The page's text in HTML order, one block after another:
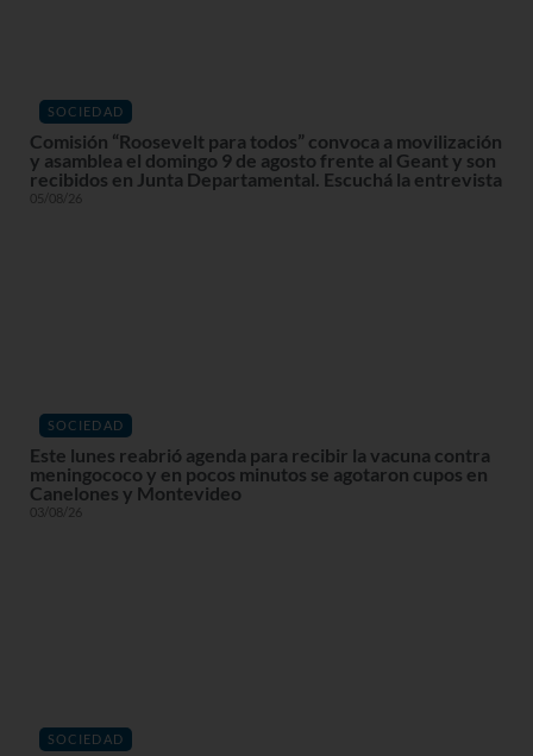
SOCIEDAD
Comisión “Roosevelt para todos” convoca a movilización
y asamblea el domingo 9 de agosto frente al Geant y son
recibidos en Junta Departamental. Escuchá la entrevista
05/08/26
SOCIEDAD
Este lunes reabrió agenda para recibir la vacuna contra
meningococo y en pocos minutos se agotaron cupos en
Canelones y Montevideo
03/08/26
SOCIEDAD